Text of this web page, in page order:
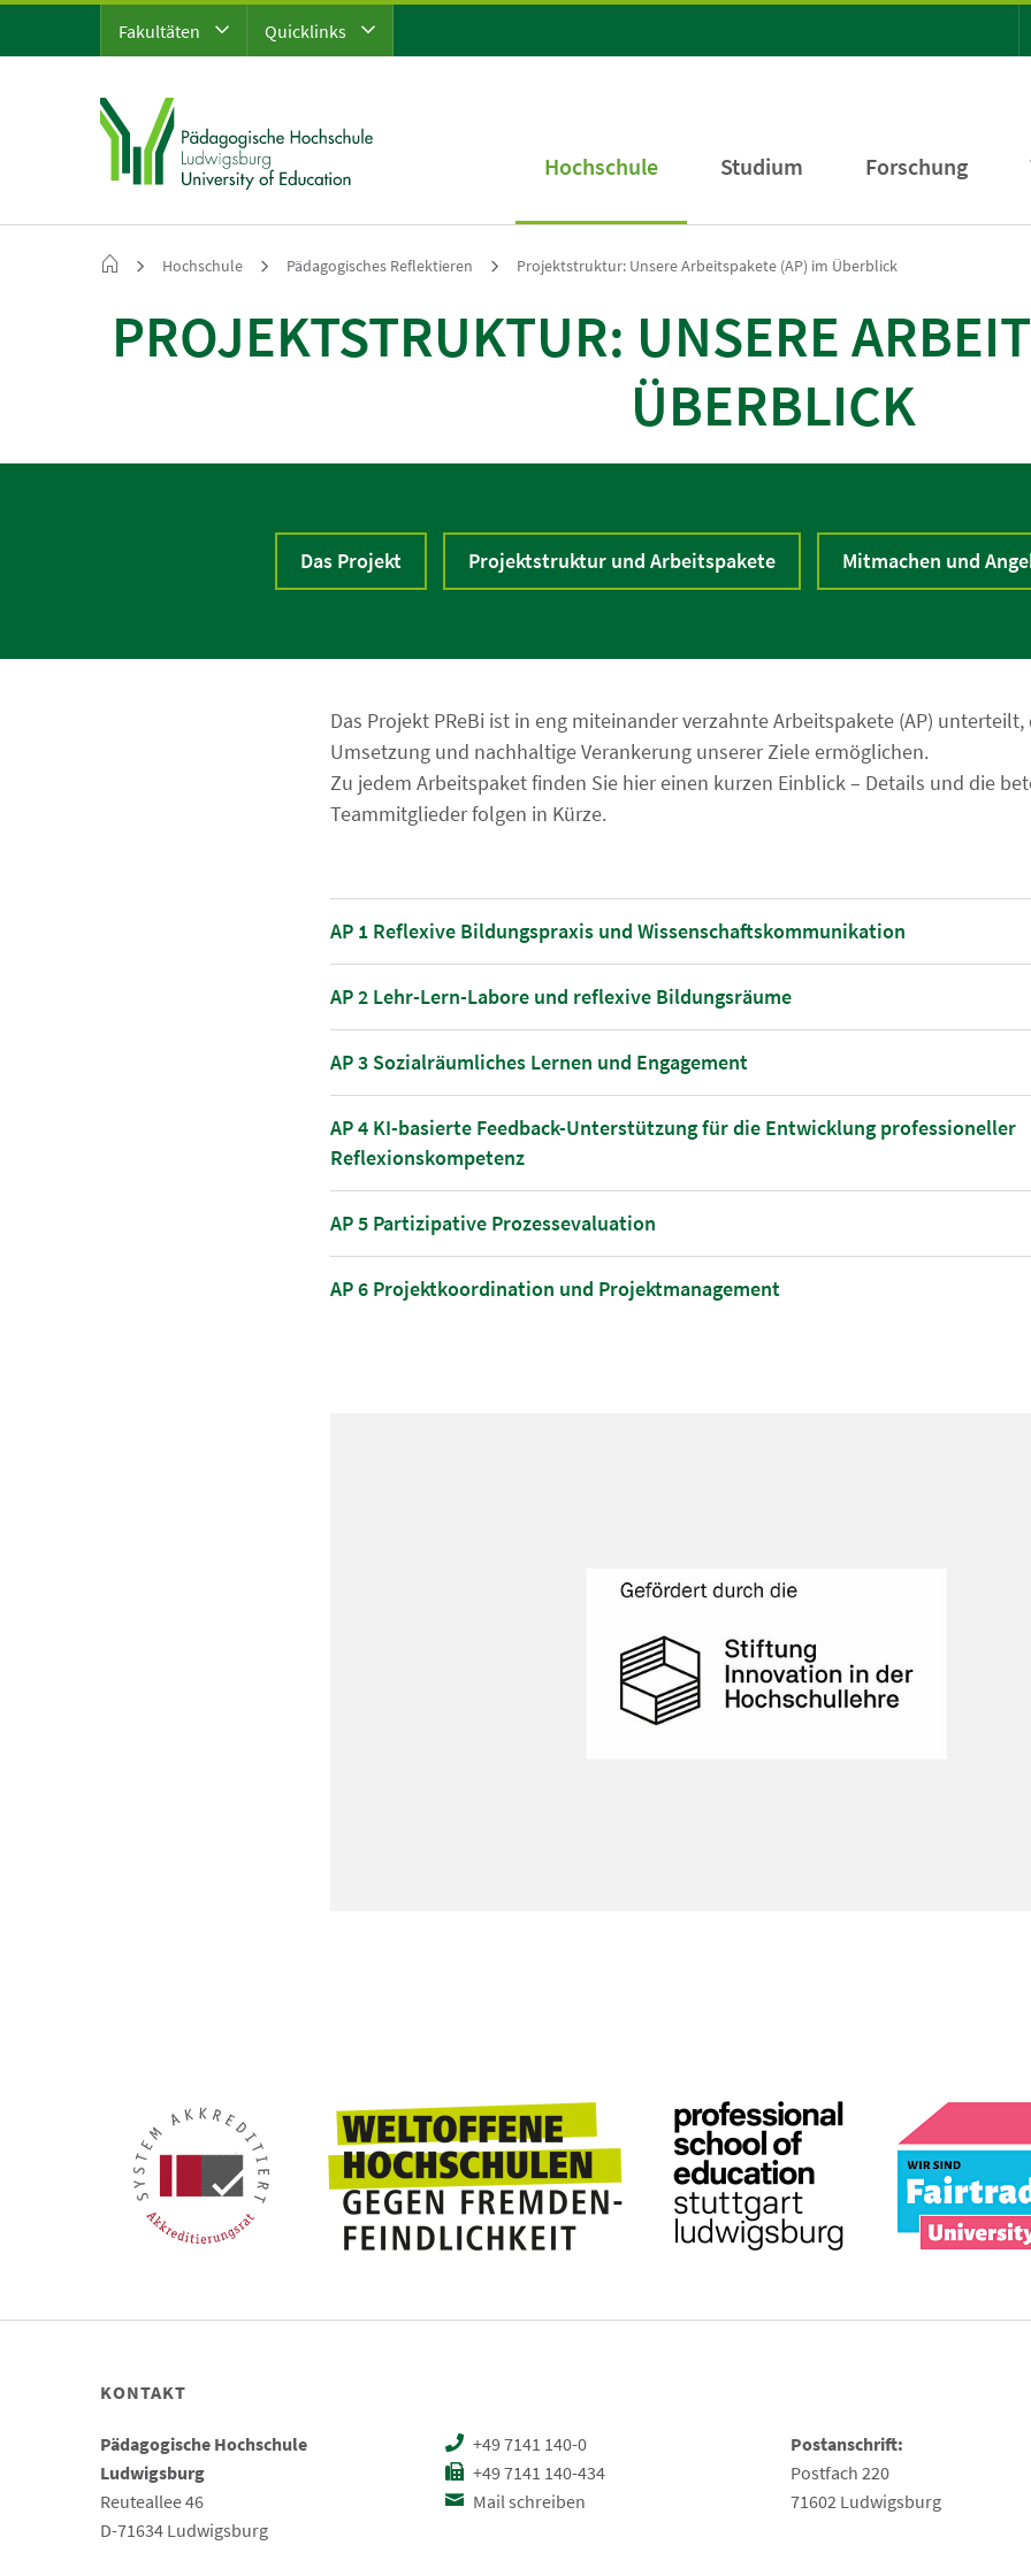
Fakultäten Quicklinks
Hochschule Studium Forschung
Hochschule Pädagogisches Reflektieren Projektstruktur: Unsere Arbeitspakete (AP) im Überblick
PROJEKTSTRUKTUR: UNSERE
ÜBERBLICK
Das Projekt Projektstruktur und Arbeitspakete Mitmachen und
Das Projekt PReBi ist in eng miteinander verzahnte Arbeitspakete (AP)
Umsetzung und nachhaltige Verankerung unserer Ziele ermöglichen.
Zu jedem Arbeitspaket finden Sie hier einen kurzen Einblick – Details und die
Teammitglieder folgen in Kürze.
AP 1 Reflexive Bildungspraxis und Wissenschaftskommunikation
AP 2 Lehr-Lern-Labore und reflexive Bildungsräume
AP 3 Sozialräumliches Lernen und Engagement
AP 4 KI-basierte Feedback-Unterstützung für die Entwicklung professioneller
Reflexionskompetenz
AP 5 Partizipative Prozessevaluation
AP 6 Projektkoordination und Projektmanagement
KONTAKT
Pädagogische Hochschule
Ludwigsburg
Reuteallee 46
D-71634 Ludwigsburg
+49 7141 140-0
+49 7141 140-434
Mail schreiben
Postanschrift:
Postfach 220
71602 Ludwigsburg